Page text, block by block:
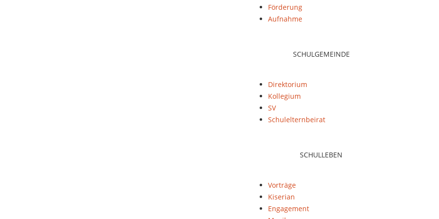
Förderung
Aufnahme
SCHULGEMEINDE
Direktorium
Kollegium
SV
Schulelternbeirat
SCHULLEBEN
Vorträge
Kiserian
Engagement